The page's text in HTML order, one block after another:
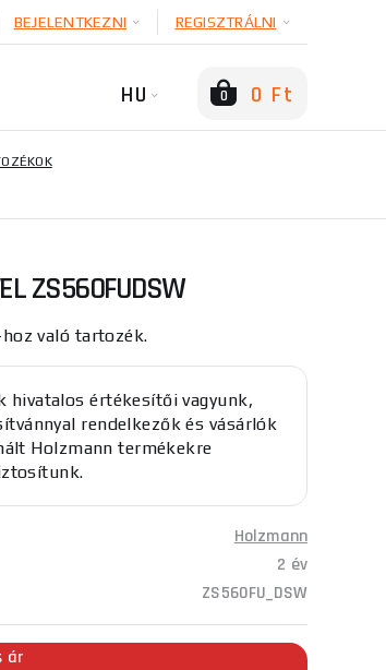
BEJELENTKEZNI REGISZTRÁLNI
HU 0 0 Ft
ZS560FUDSW
való tartozék.
hivatalos értékesítői vagyunk,
rendelkezők és vásárlók
Holzmann termékekre
Holzmann
2 év
ZS560FU_DSW
ár